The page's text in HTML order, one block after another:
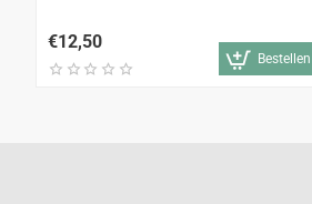
€12,50
Bestellen